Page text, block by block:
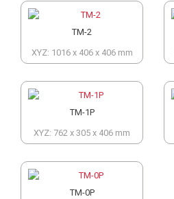
TM-2
XYZ: 1016 x 406 x 406 mm
TM-1P
XYZ: 762 x 305 x 406 mm
TM-0P